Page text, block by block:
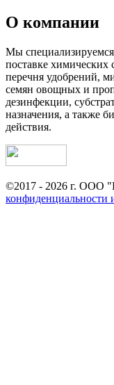
О компании
Мы
поставке химических
перечня удобрений,
семян овощных и
дезинфекции,
назначения, а также
действия.
©2017 - 2026 г. ООО
конфиденциальности